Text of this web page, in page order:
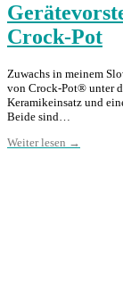
Crock-Pot
Zuwachs in meinem
von Crock-Pot® unter
Keramikeinsatz und
Beide sind…
Weiter lesen →